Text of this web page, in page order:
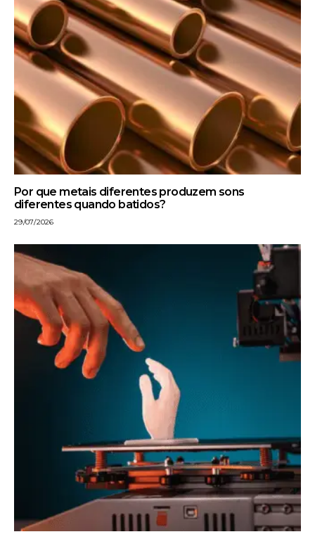
Por que metais diferentes produzem sons
diferentes quando batidos?
29/07/2026